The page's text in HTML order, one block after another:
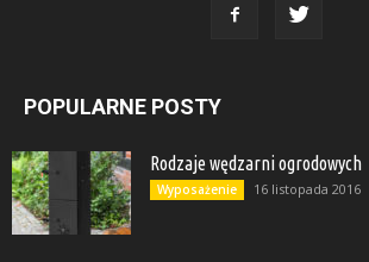
POPULARNE POSTY
Rodzaje wędzarni ogrodowych
Wyposażenie 16 listopada 2016